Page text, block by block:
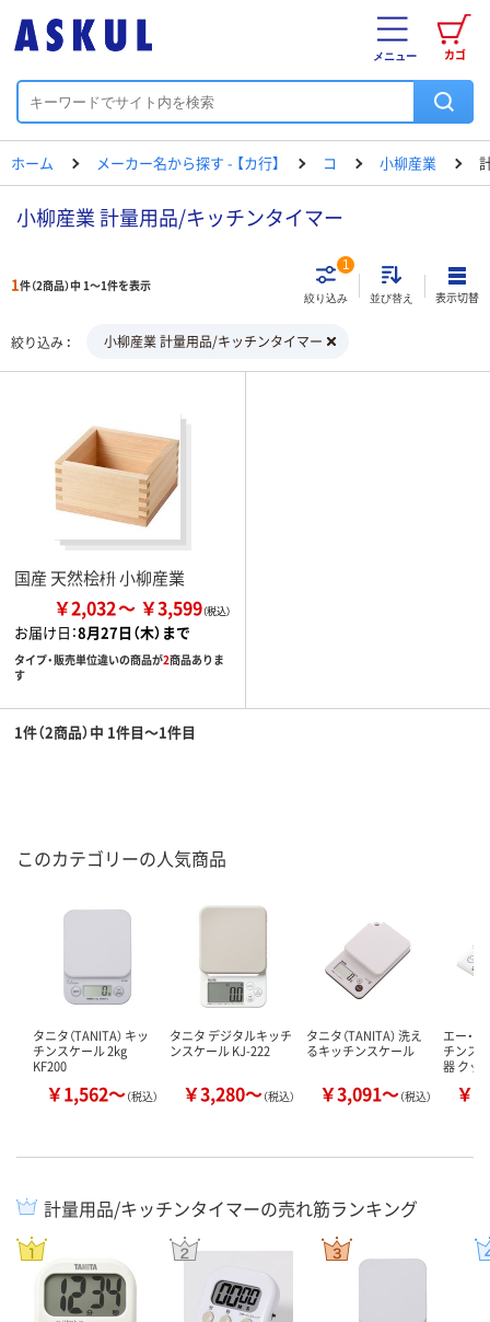
カゴ
メニュー
ホーム メーカー名から探す - 【カ行】 コ 小柳産業
小柳産業 計量用品/キッチンタイマー
1件（2商品）中 1～1件を表示
絞り込み
1
並び替え 表示切替
絞り込み 小柳産業 計量用品/キッチンタイマー
国産 天然桧枡 小柳産業
￥2,032 ￥3,599
お届け日：8月27日（木）まで
タイプ・販売単位違いの商品が2商品ありま
す
1件（2商品）中 1件目～1件目
このカテゴリーの人気商品
タニタ（TANITA） キッ
チンスケール 2kg
KF200
￥1,562～（税込）
タニタ デジタルキッチ
ンスケール KJ-222
￥3,280～（税込）
タニタ（TANITA） 洗え
るキッチンスケール
￥3,091～（税込）
エー・
チンス
器 クッ
￥
計量用品/キッチンタイマーの売れ筋ランキング